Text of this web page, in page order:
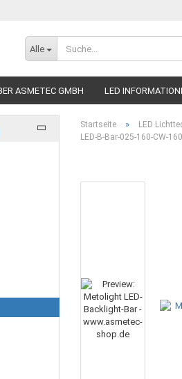
Alle
ASMETEC GMBH LED
Startseite » LED
LED-B-Bar-025-160-CW-